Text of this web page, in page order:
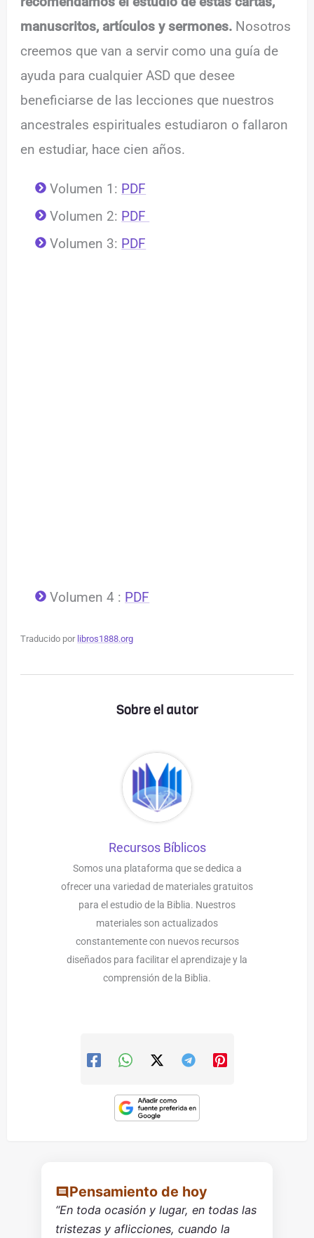
manuscritos, artículos y sermones. Nosotros
creemos que van a servir como una guía de
ayuda para cualquier ASD que desee
beneficiarse de las lecciones que nuestros
ancestrales espirituales estudiaron o fallaron
en estudiar, hace cien años.
Volumen 1: PDF
Volumen 2: PDF
Volumen 3: PDF
Volumen 4 : PDF
Traducido por libros1888.org
Sobre el autor
Recursos Bíblicos
Somos una plataforma que se dedica a
ofrecer una variedad de materiales gratuitos
para el estudio de la Biblia. Nuestros
materiales son actualizados
constantemente con nuevos recursos
diseñados para facilitar el aprendizaje y la
comprensión de la Biblia.
Pensamiento de hoy
“En toda ocasión y lugar, en todas las
tristezas y aflicciones, cuando la